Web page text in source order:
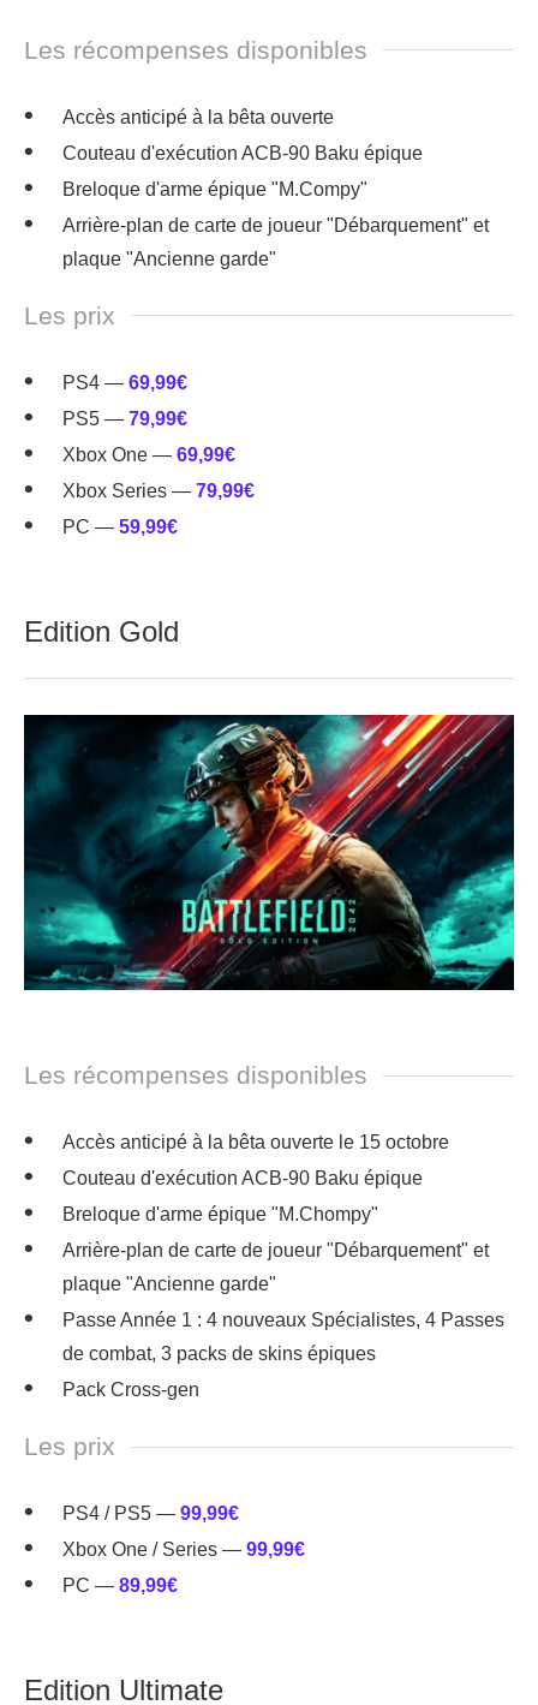
Les récompenses disponibles
Accès anticipé à la bêta ouverte
Couteau d'exécution ACB-90 Baku épique
Breloque d'arme épique "M.Compy"
Arrière-plan de carte de joueur "Débarquement" et
plaque "Ancienne garde"
Les prix
PS4 — 69,99€
PS5 — 79,99€
Xbox One — 69,99€
Xbox Series — 79,99€
PC — 59,99€
Edition Gold
Les récompenses disponibles
Accès anticipé à la bêta ouverte le 15 octobre
Couteau d'exécution ACB-90 Baku épique
Breloque d'arme épique "M.Chompy"
Arrière-plan de carte de joueur "Débarquement" et
plaque "Ancienne garde"
Passe Année 1 : 4 nouveaux Spécialistes, 4 Passes
de combat, 3 packs de skins épiques
Pack Cross-gen
Les prix
PS4 / PS5 — 99,99€
Xbox One / Series — 99,99€
PC — 89,99€
Edition Ultimate